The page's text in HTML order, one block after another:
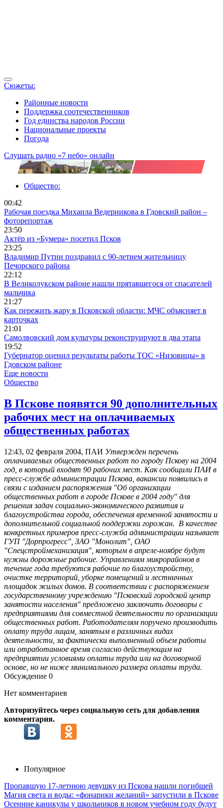
Сюжеты:
Районные новости
Поддержка соотечественников
Год единства народов России
Национальные проекты
Погода
Слушать радио «7 небо» онлайн
Общество:
00:42
Рабочая поездка Михаила Ведерникова в Гдовский район –
фоторепортаж
23:50
Актёр из «Бумера» посетил Псков
23:25
Владимир Путин поздравил с 90-летием жительницу
Печорского района
22:12
В Великолукском районе нашли прятавшегося от спасателей
мальчика
21:27
Как пережить жару в Псковской области: МЧС объясняет в
карточках
21:01
Самолвовский дом культуры реконструируют в два этапа
19:52
Губернатор оценил результаты работы ТОС «Низовицы» в
Гдовском районе
Еще новости
Общество
В Пскове появятся 90 дополнительных
рабочих мест на оплачиваемых
общественных работах
12:43, 02 февраля 2004, ПАИ Утвержден перечень
оплачиваемых общественных работ по городу Пскову на 2004
год, в который входят 90 рабочих мест. Как сообщили ПАИ в
пресс-службе администрации Пскова, вакансии появились в
связи с изданием распоряжения "Об организации
общественных работ в городе Пскове в 2004 году" для
решения задач социально-экономического развития и
благоустройства города, обеспечения временной занятости и
дополнительной социальной поддержки горожан. В качестве
конкретных примеров пресс-служба администрации называет
ГУП "Дорпрогресс", ЗАО "Монолит", ОАО
"Спецстроймеханизация", которым в апреле-ноябре будут
нужны дорожные рабочие. Управлениям микрорайонов в
течение года требуются рабочие по благоустройству,
очистке территорий, уборке помещений и лестничных
площадок жилых домов. В соответствии c распоряжением
государственному учреждению "Псковский городской центр
занятости населения" предложено заключить договоры с
предприятиями для совместной деятельности по организации
общественных работ. Работодателям поручено производить
оплату труда лицам, занятым в различных видах
деятельности, за фактически выполненный объем работы
или отработанное время согласно действующим на
предприятии условиями оплаты труда или на договорной
основе, но не ниже минимального размера оплаты труда.
Обсуждение 0
Нет комментариев
Авторизуйтесь через социальную сеть для добавления
комментария.
Популярное
Пропавшую 17-летнюю девушку из Пскова нашли погибшей
Магия света и воды: «фонарики желаний» запустили в Пскове
Осенние каникулы у школьников в новом учебном году будут